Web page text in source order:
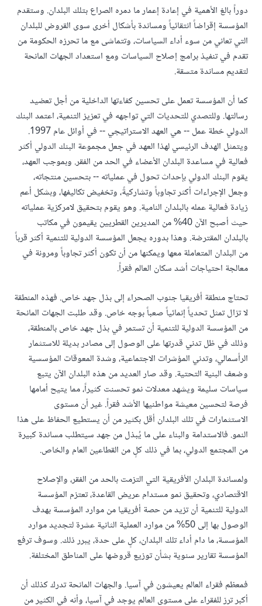
دوراً بالغ الأهمية في إعادة إعمار ما دمره الصراع بتلك البلدان. وستقدم
المؤسسة إقراضاً انتقائياً ومساندة بأشكال أخرى سوى القروض للبلدان
التي تعاني من سوء أداء السياسات، وتتماشى مع ما تحرزه الحكومة من
تقدم في تنفيذ برامج إصلاح السياسات ومع استعداد الجهات المانحة
لتقديم مساندة متسقة.
كما أن المؤسسة تعمل على تحسين كفاءتها الداخلية من أجل تعضيد
رسالتها. وللتصدي للتحديات التي تواجهه في تعزيز التنمية، اعتمد البنك
الدولي خطة عمل -- هي العهد الاستراتيجي -- في أوائل عام 1997.
ويتمثل الهدف الرئيسي لهذا العهد في جعل مجموعة البنك الدولي أكثر
فعالية في مساعدة البلدان الأعضاء في الحد من الفقر. وبموجب العهد،
يقوم البنك الدولي بإحداث تحول في عملياته -- بتحسين منتجاته،
وجعل الإجراءات أكثر تجاوباً وتشاركيةً، وتخفيض تكاليفها، وبشكل أعم
زيادة فعالية عمله بالبلدان النامية. وهو يقوم بتحقيق لامركزية عملياته
حيث أصبح الآن 40% من المديرين القطريين يقيمون في مكاتب
بالبلدان المقترضة. وهذا بدوره يجعل المؤسسة الدولية للتنمية أكثر قرباً
من البلدان المتعاملة معها ويمكنها من أن تكون أكثر تجاوباً ومرونة في
معالجة احتياجات أشد سكان العالم فقراً.
تحتاج منطقة أفريقيا جنوب الصحراء إلى بذل جهد خاص. فهذه المنطقة
لا تزال تمثل تحدياً إنمائياً صعباً بوجه خاص. وقد طلبت الجهات المانحة
من المؤسسة الدولية للتنمية أن تستمر في بذل جهد خاص بالمنطقة،
وذلك في ظل تدني قدرتها على الوصول إلى مصادر بديلة للاستثمار
الرأسمالي، وتدني المؤشرات الاجتماعية، وشدة المعوقات المؤسسية
وضعف البنية التحتية. وقد صار العديد من هذه البلدان الآن يتبع
سياسات سليمة ويشهد معدلات نمو تحسنت كثيراً، مما يتيح أمامها
فرصة لتحسين معيشة مواطنيها الأشد فقراً. غير أن مستوى
الاستثمارات في تلك البلدان أقل بكثير من أن يستطيع الحفاظ على هذا
النمو. فالاستدامة والبناء على ما يُبذل من جهد سيتطلب مساندة كبيرة
من المجتمع الدولي، بما في ذلك كلٍ من القطاعين العام والخاص.
ولمساندة البلدان الأفريقية التي التزمت بالحد من الفقر، والإصلاح
الاقتصادي، وتحقيق نمو مستدام عريض القاعدة، تعتزم المؤسسة
الدولية للتنمية أن تزيد من حصة أفريقيا من موارد المؤسسة بهدف
الوصول بها إلى 50% من موارد العملية الثانية عشرة لتجديد موارد
المؤسسة، ما دام أداء تلك البلدان، كلٍ على حدة، يبرر ذلك. وسوف ترفع
المؤسسة تقارير سنوية بشأن توزيع قروضها على المناطق المختلفة.
فمعظم فقراء العالم يعيشون في آسيا. والجهات المانحة تدرك كذلك أن
أكبر ترز للفقراء على مستوى العالم يوجد في آسيا، وأنه في الكثير من